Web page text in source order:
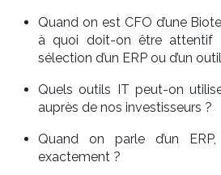
Quand on est CFO d’une
à quoi doit-on être attentif
sélection d’un ERP ou d’un
Quels outils IT peut-on
auprès de nos investisseurs ?
Quand on parle d’un
exactement ?